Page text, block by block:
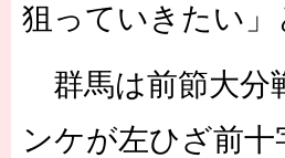
狙っていきたい
群馬は前節大分
ンケが左ひざ前